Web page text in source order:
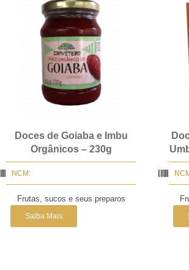
Doces de Goiaba e Imbu
Orgânicos – 230g
NCM:
Frutas, sucos e seus preparos
Saiba Mais